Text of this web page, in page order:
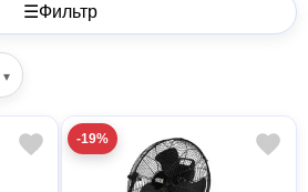
☰Фильтр
▾
-19%